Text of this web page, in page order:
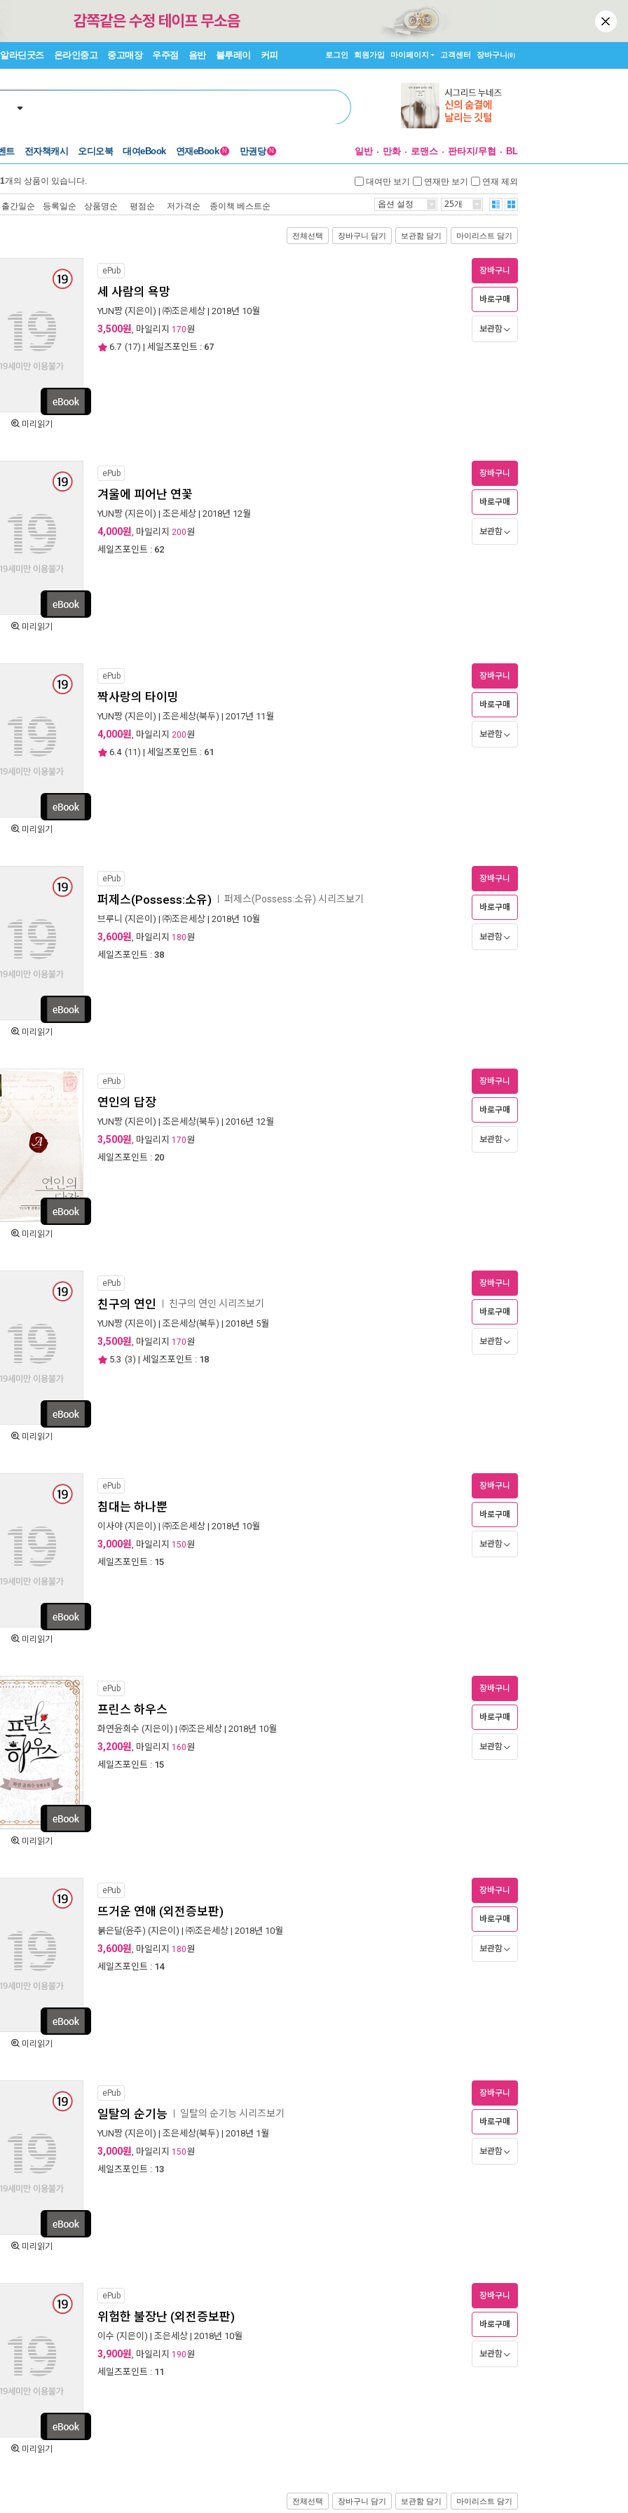
알라딘굿즈 온라인중고 중고매장 우주점 음반 블루레이 커피 로그인 회원가입 마이페이지 고객센터 장바구니(0)
트 전자책캐시 오디오북 대여eBook 연재eBook N 만권당 N 일반 만화 로맨스 판타지/무협 BL
개의 상품이 있습니다. 대여만 보기 연재만 보기 연재 제외
출간일순 등록일순 상품명순 평점순 저가격순 종이책 베스트순 옵션 설정 25개
전체선택 장바구니 담기 보관함 담기 마이리스트 담기
미리읽기
ePub
세 사람의 욕망
YUN짱 (지은이) | ㈜조은세상 | 2018년 10월
3,500원, 마일리지 170원
6.7 (17) | 세일즈포인트 : 67
장바구니
바로구매
보관함
미리읽기
ePub
겨울에 피어난 연꽃
YUN짱 (지은이) | 조은세상 | 2018년 12월
4,000원, 마일리지 200원
세일즈포인트 : 62
장바구니
바로구매
보관함
미리읽기
ePub
짝사랑의 타이밍
YUN짱 (지은이) | 조은세상(북두) | 2017년 11월
4,000원, 마일리지 200원
6.4 (11) | 세일즈포인트 : 61
장바구니
바로구매
보관함
미리읽기
ePub
퍼제스(Possess:소유) 퍼제스(Possess:소유) 시리즈보기
브루니 (지은이) | ㈜조은세상 | 2018년 10월
3,600원, 마일리지 180원
세일즈포인트 : 38
장바구니
바로구매
보관함
미리읽기
ePub
연인의 답장
YUN짱 (지은이) | 조은세상(북두) | 2016년 12월
3,500원, 마일리지 170원
세일즈포인트 : 20
장바구니
바로구매
보관함
미리읽기
ePub
친구의 연인 친구의 연인 시리즈보기
YUN짱 (지은이) | 조은세상(북두) | 2018년 5월
3,500원, 마일리지 170원
5.3 (3) | 세일즈포인트 : 18
장바구니
바로구매
보관함
미리읽기
ePub
침대는 하나뿐
이사야 (지은이) | ㈜조은세상 | 2018년 10월
3,000원, 마일리지 150원
세일즈포인트 : 15
장바구니
바로구매
보관함
미리읽기
ePub
프린스 하우스
화연윤희수 (지은이) | ㈜조은세상 | 2018년 10월
3,200원, 마일리지 160원
세일즈포인트 : 15
장바구니
바로구매
보관함
미리읽기
ePub
뜨거운 연애 (외전증보판)
붉은달(윤주) (지은이) | ㈜조은세상 | 2018년 10월
3,600원, 마일리지 180원
세일즈포인트 : 14
장바구니
바로구매
보관함
미리읽기
ePub
일탈의 순기능 일탈의 순기능 시리즈보기
YUN짱 (지은이) | 조은세상(북두) | 2018년 1월
3,000원, 마일리지 150원
세일즈포인트 : 13
장바구니
바로구매
보관함
미리읽기
ePub
위험한 불장난 (외전증보판)
이수 (지은이) | 조은세상 | 2018년 10월
3,900원, 마일리지 190원
세일즈포인트 : 11
장바구니
바로구매
보관함
전체선택 장바구니 담기 보관함 담기 마이리스트 담기